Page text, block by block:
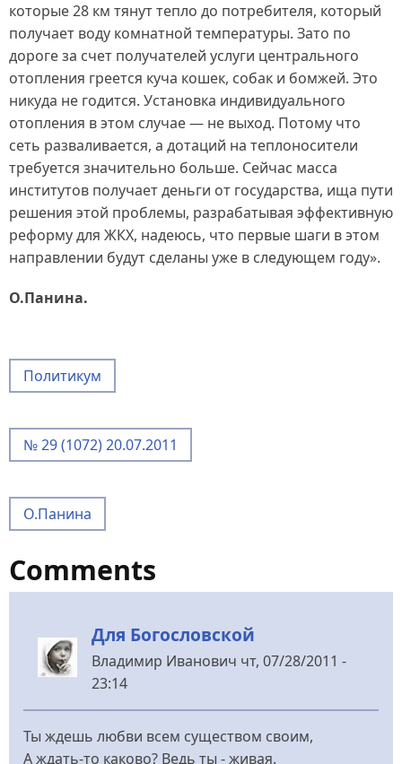
которые 28 км тянут тепло до потребителя, который
получает воду комнатной температуры. Зато по
дороге за счет получателей услуги центрального
отопления греется куча кошек, собак и бомжей. Это
никуда не годится. Установка индивидуального
отопления в этом случае — не выход. Потому что
сеть разваливается, а дотаций на теплоносители
требуется значительно больше. Сейчас масса
институтов получает деньги от государства, ища пути
решения этой проблемы, разрабатывая эффективную
реформу для ЖКХ, надеюсь, что первые шаги в этом
направлении будут сделаны уже в следующем году».
О.Панина.
Политикум
№ 29 (1072) 20.07.2011
О.Панина
Comments
Для Богословской
Владимир Иванович чт, 07/28/2011 -
23:14
Ты ждешь любви всем существом своим,
А ждать-то каково? Ведь ты - живая.